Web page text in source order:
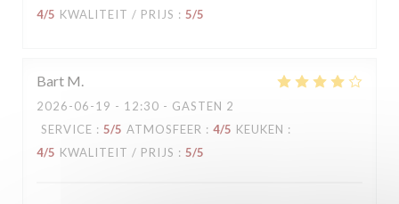
4/5 KWALITEIT / PRIJS : 5/5
Bart M
2026-06-19 - 12:30 - GASTEN 2
SERVICE : 5/5 ATMOSFEER : 4/5 KEUKEN :
4/5 KWALITEIT / PRIJS : 5/5